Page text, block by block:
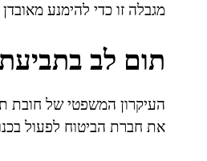
מגבלה זו כדי להימנע מאובדן
תום לב
העיקרון המשפטי של חובת
את חברת הביטוח לפעול